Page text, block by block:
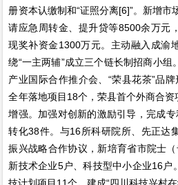
册资本认缴制和“证照分离[6]”。新增市
请应急周转金、提升贷等8500余万元
现奖补资金1300万元。主动融入成渝
绕“一主两辅”成立三个链长制招商小组
产业国际合作推介会、“荣县花茶”品
全年落地项目18个，荣县首个外商合
增强。加强对创新的激励引导，完成
转化38件。与16所科研院所、先正达
振兴战略合作协议，新培育省市院士
新技术企业5户、科技型中小企业16户